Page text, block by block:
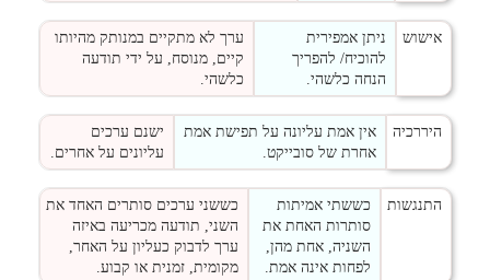
אישוש
ניתן אמפירית
להוכיח/ להפריך
הנחה כלשהי.
ערך לא מתקיים במנותק מהיותו
קיים, מנוסח, על ידי תודעה
כלשהי.
היררכיה
אין אמת עליונה על תפישת אמת
אחרת של סובייקט.
ישנם ערכים
עליונים על אחרים.
התנגשות
כששתי אמיתות
סותרות האחת את
השניה, אחת מהן,
לפחות אינה אמת.
כששני ערכים סותרים האחד את
השני, תודעה מכריעה באיזה
ערך לדבוק כעליון על האחר,
מקומית, זמנית או קבוע.